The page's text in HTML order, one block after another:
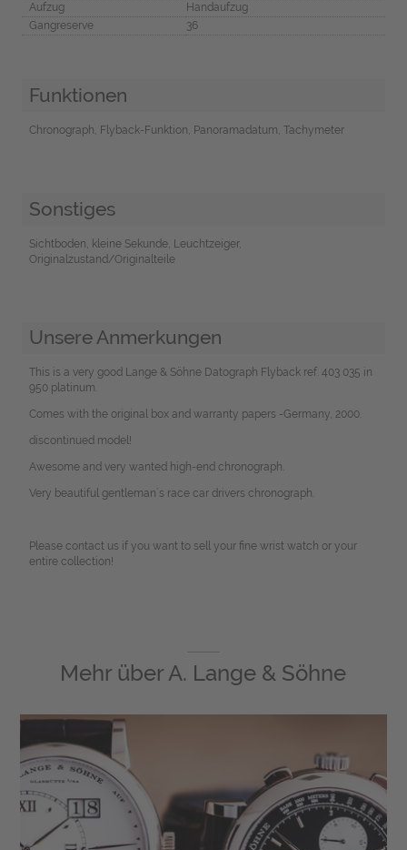
Aufzug
Handaufzug
Gangreserve
36
Funktionen
Chronograph, Flyback-Funktion, Panoramadatum, Tachymeter
Sonstiges
Sichtboden, kleine Sekunde, Leuchtzeiger,
Originalzustand/Originalteile
Unsere Anmerkungen
This is a very good Lange & Söhne Datograph Flyback ref. 403 035 in
950 platinum.
Comes with the original box and warranty papers -Germany, 2000.
discontinued model!
Awesome and very wanted high-end chronograph.
Very beautiful gentleman´s race car drivers chronograph.
Please contact us if you want to sell your fine wrist watch or your
entire collection!
Mehr überA. Lange & Söhne